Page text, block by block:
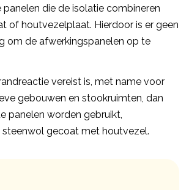
die de isolatie combineren
of houtvezelplaat. Hierdoor is er geen
om de afwerkingspanelen op te
vereist is, met name voor
gebouwen en stookruimten, dan
panelen worden gebruikt,
gecoat met houtvezel.